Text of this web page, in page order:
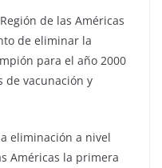
de las Américas
de eliminar la
para el año 2000
de vacunación y
eliminación a nivel
Américas la primera